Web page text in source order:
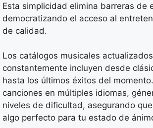
Esta simplicidad elimina barreras de
democratizando el acceso al
de calidad.
Los catálogos musicales actualizados
constantemente incluyen desde
hasta los últimos éxitos del
canciones en múltiples idiomas,
niveles de dificultad, asegurando
algo perfecto para tu estado de